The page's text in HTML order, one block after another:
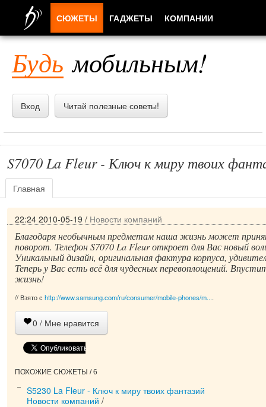
Будь мобильным!
Вход Читай полезные советы!
S7070 La Fleur - Ключ к миру твоих
Главная
22:24 2010-05-19 / Новости компаний
Благодаря необычным предметам наша жизнь может
поворот. Телефон S7070 La Fleur откроет для Вас новый
Уникальный дизайн, оригинальная фактура корпуса,
Теперь у Вас есть всё для чудесных перевоплощений.
жизнь!
// Взято с http://www.samsung.com/ru/consumer/mobile-phones/m....
0 / Мне нравится
ПОХОЖИЕ СЮЖЕТЫ / 6
S5230 La Fleur - Ключ к миру твоих фантазий
Новости компаний /
СЮЖЕТЫ ГАДЖЕТЫ КОМПАНИИ
ПРИЛОЖЕНИЯ